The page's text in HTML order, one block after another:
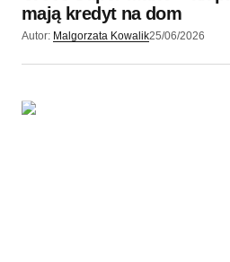
mają kredyt na dom
Autor: Malgorzata Kowalik25/06/2026